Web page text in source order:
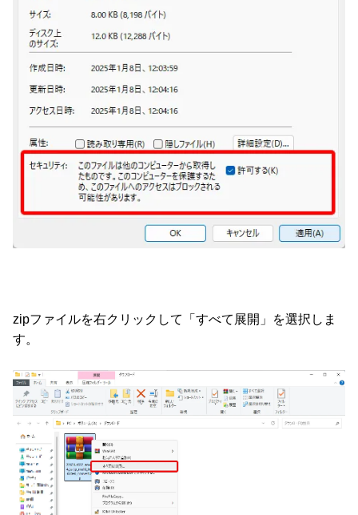
zipファイルを右クリックして「すべて展開」を選択しま
す。